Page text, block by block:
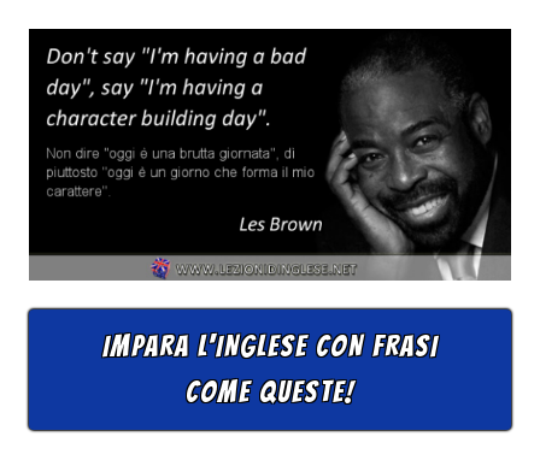
IMPARA L'INGLESE CON FRASI
COME QUESTE!